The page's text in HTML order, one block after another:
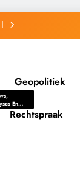
Geopolitiek
En
Politieke
Rechtspraak